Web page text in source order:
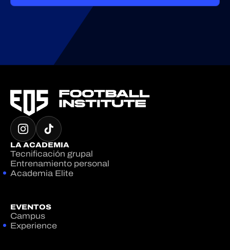
LA ACADEMIA
Tecnificación grupal
Entrenamiento personal
Academia Elite
EVENTOS
Campus
Experience